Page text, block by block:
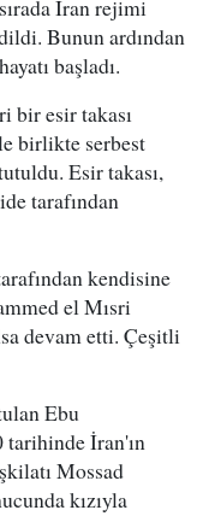
İran rejimi
Bunun ardından
başladı.
bir esir takası
birlikte serbest
Esir takası,
tarafından
kendisine
el Mısri
devam etti. Çeşitli
Ebu
İran'ın
Mossad
kızıyla